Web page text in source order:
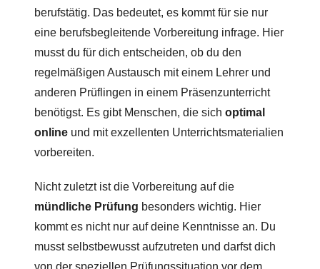
berufstätig. Das bedeutet, es kommt für sie nur
eine berufsbegleitende Vorbereitung infrage. Hier
musst du für dich entscheiden, ob du den
regelmäßigen Austausch mit einem Lehrer und
anderen Prüflingen in einem Präsenzunterricht
benötigst. Es gibt Menschen, die sich optimal
online und mit exzellenten Unterrichtsmaterialien
vorbereiten.
Nicht zuletzt ist die Vorbereitung auf die
mündliche Prüfung besonders wichtig. Hier
kommt es nicht nur auf deine Kenntnisse an. Du
musst selbstbewusst aufzutreten und darfst dich